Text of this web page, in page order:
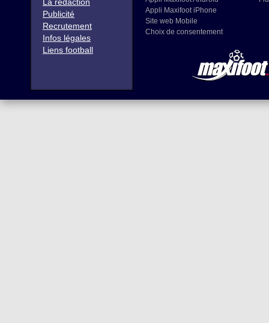
Publicité
Recrutement
Infos légales
Liens football
Appli Maxifoot iPhone
Site web Mobile
Choix de consentement